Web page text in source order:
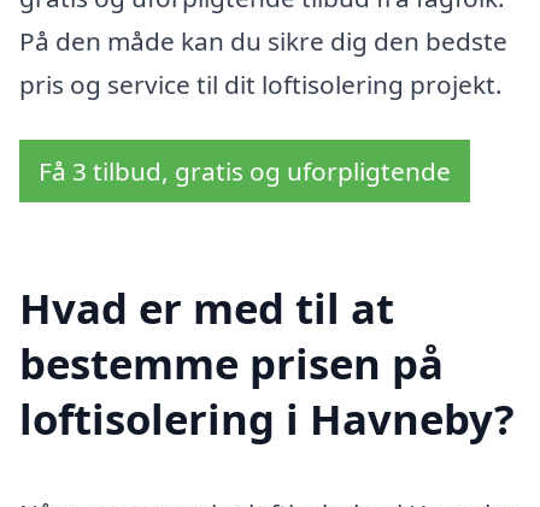
På den måde kan du sikre dig den bedste
pris og service til dit loftisolering projekt.
Få 3 tilbud, gratis og uforpligtende
Hvad er med til at
bestemme prisen på
loftisolering i Havneby?